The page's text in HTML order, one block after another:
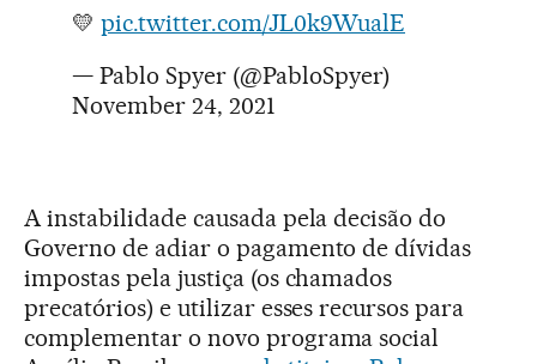
💛 pic.twitter.com/JL0k9WualE
— Pablo Spyer (@PabloSpyer)
November 24, 2021
A instabilidade causada pela decisão do
Governo de adiar o pagamento de dívidas
impostas pela justiça (os chamados
precatórios) e utilizar esses recursos para
complementar o novo programa social